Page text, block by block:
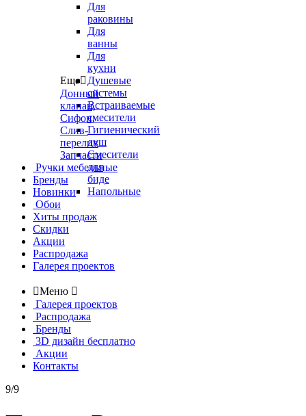
Для
раковины
Для
ванны
Для
кухни
Душевые
системы
Встраиваемые
смесители
Гигиенический
душ
Смесители
для
биде
Напольные
Еще
Донный
клапан,
Сифон,
Слив-
перелив
Запчасти
Ручки мебельные
Бренды
Новинки
Обои
Хиты продаж
Скидки
Акции
Распродажа
Галерея проектов
Меню 
Галерея проектов
Распродажа
Бренды
3D дизайн бесплатно
Акции
Контакты
9/9